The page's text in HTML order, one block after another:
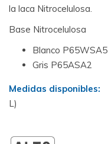
la laca Nitrocelulosa.
Base Nitrocelulosa
Blanco P65WSA5
Gris P65ASA2
Medidas disponibles:
L)